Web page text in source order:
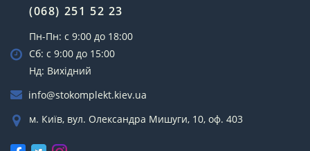
(068) 251 52 23
Пн-Пн: с 9:00 до 18:00
Сб: с 9:00 до 15:00
Нд: Вихідний
info@stokomplekt.kiev.ua
м. Київ, вул. Олександра Мишуги, 10, оф. 403